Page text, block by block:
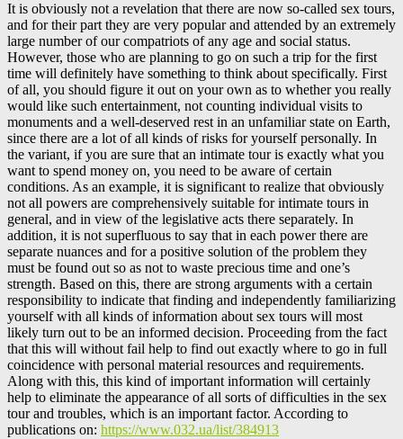
It is obviously not a revelation that there are now so-called sex tours,
and for their part they are very popular and attended by an extremely
large number of our compatriots of any age and social status.
However, those who are planning to go on such a trip for the first
time will definitely have something to think about specifically. First
of all, you should figure it out on your own as to whether you really
would like such entertainment, not counting individual visits to
monuments and a well-deserved rest in an unfamiliar state on Earth,
since there are a lot of all kinds of risks for yourself personally. In
the variant, if you are sure that an intimate tour is exactly what you
want to spend money on, you need to be aware of certain
conditions. As an example, it is significant to realize that obviously
not all powers are comprehensively suitable for intimate tours in
general, and in view of the legislative acts there separately. In
addition, it is not superfluous to say that in each power there are
separate nuances and for a positive solution of the problem they
must be found out so as not to waste precious time and one’s
strength. Based on this, there are strong arguments with a certain
responsibility to indicate that finding and independently familiarizing
yourself with all kinds of information about sex tours will most
likely turn out to be an informed decision. Proceeding from the fact
that this will without fail help to find out exactly where to go in full
coincidence with personal material resources and requirements.
Along with this, this kind of important information will certainly
help to eliminate the appearance of all sorts of difficulties in the sex
tour and troubles, which is an important factor. According to
publications on: https://www.032.ua/list/384913